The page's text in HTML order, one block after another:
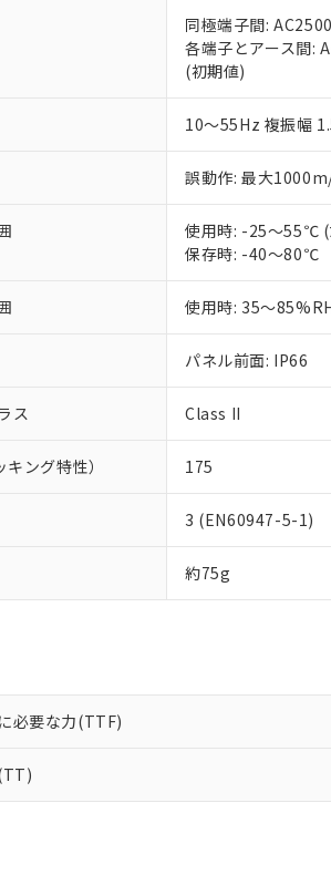
同極端子間:
各端子とアース間:
(初期値)
10～55Hz 複振幅
誤動作: 最大
使用時: -25～55℃ (
保存時: -40～80℃
使用時: 35～
パネル前面: IP66
ス Class II
ング特性） 175
3 (EN60947-5-1)
約75g
必要な力(TTF)
※本証明書は発
また、RoHS指
混在することか
既に当社にて対
り割愛しており